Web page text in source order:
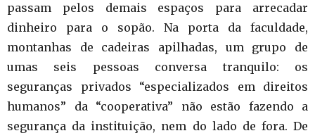
passam pelos demais espaços para arrecadar
dinheiro para o sopão. Na porta da faculdade,
montanhas de cadeiras apilhadas, um grupo de
umas seis pessoas conversa tranquilo: os
seguranças privados “especializados em direitos
humanos” da “cooperativa” não estão fazendo a
segurança da instituição, nem do lado de fora. De